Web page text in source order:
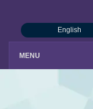
English
MENU